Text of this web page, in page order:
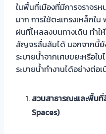
ในพื้นที่เมืองที่มีการจราจร
มาก การใช้ตะแกรงเหล็กใ
ฝนที่ไหลลงบนทางเดิน ทำใ
สัญจรลื่นล้มได้ นอกจากนี้
ระบายน้ำจากเศษขยะหรือใ
ระบายน้ำทำงานได้อย่างต่อเ
สวนสาธารณะและพื้น
Spaces)